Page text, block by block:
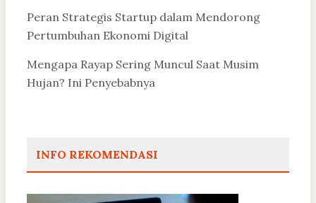
Peran Strategis Startup dalam Mendorong
Pertumbuhan Ekonomi Digital
Mengapa Rayap Sering Muncul Saat Musim
Hujan? Ini Penyebabnya
INFO REKOMENDASI